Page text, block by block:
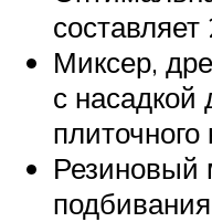
Миксер,
с насадкой
плиточного
Резиновый